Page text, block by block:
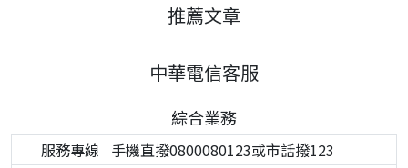
推薦文章
中華電信客服
綜合業務
服務專線
手機直撥0800080123或市話撥123